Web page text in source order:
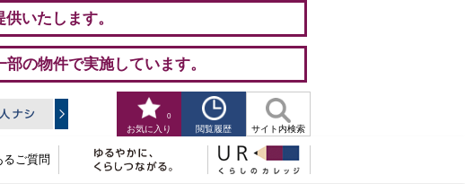
いたします。
の物件で実施しています。
お気に入り
0
閲覧履歴 サイト内検索
るご質問